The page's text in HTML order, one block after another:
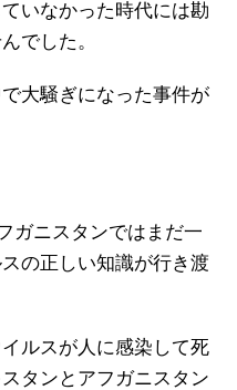
いなかった時代には勘
でした。
大騒ぎになった事件が
ガニスタンではまだ一
の正しい知識が行き渡
ルスが人に感染して死
タンとアフガニスタン